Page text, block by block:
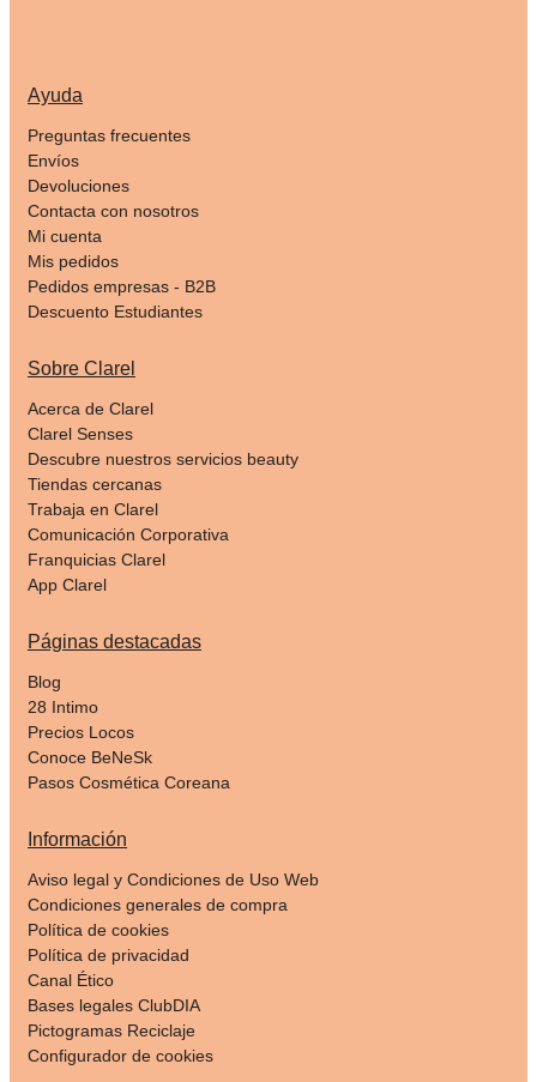
Ayuda
Preguntas frecuentes
Envíos
Devoluciones
Contacta con nosotros
Mi cuenta
Mis pedidos
Pedidos empresas - B2B
Descuento Estudiantes
Sobre Clarel
Acerca de Clarel
Clarel Senses
Descubre nuestros servicios beauty
Tiendas cercanas
Trabaja en Clarel
Comunicación Corporativa
Franquicias Clarel
App Clarel
Páginas destacadas
Blog
28 Intimo
Precios Locos
Conoce BeNeSk
Pasos Cosmética Coreana
Información
Aviso legal y Condiciones de Uso Web
Condiciones generales de compra
Política de cookies
Política de privacidad
Canal Ético
Bases legales ClubDIA
Pictogramas Reciclaje
Configurador de cookies